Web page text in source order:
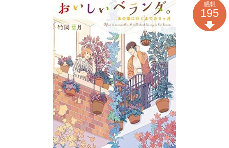
感想
195